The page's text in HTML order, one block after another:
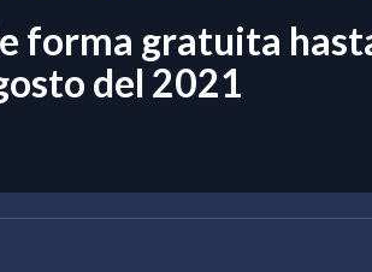
forma gratuita
del 2021